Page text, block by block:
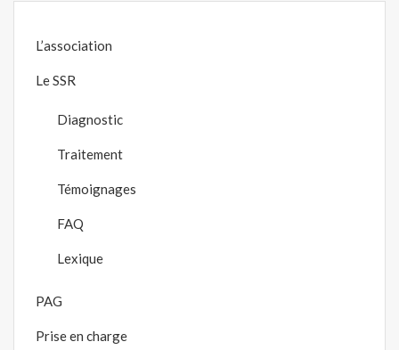
L’association
Le SSR
Diagnostic
Traitement
Témoignages
FAQ
Lexique
PAG
Prise en charge